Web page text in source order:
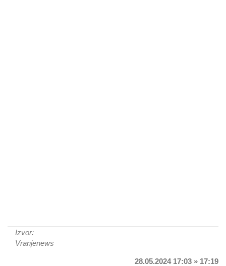
Izvor:
Vranjenews
28.05.2024 17:03 » 17:19